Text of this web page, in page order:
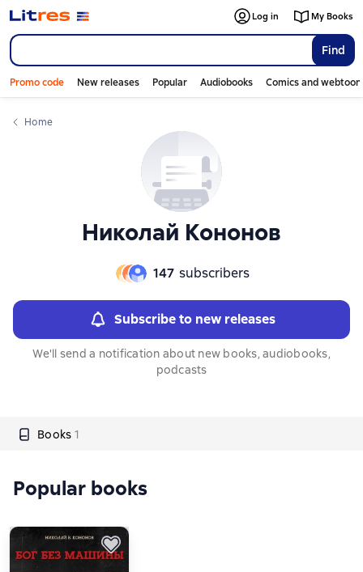
Find
Log in My Books
Promo code New releases Popular Audiobooks Comics and
Home
Николай Кононов
147 subscribers
Subscribe to new releases
We'll send a notification about new books, audiobooks,
podcasts
Books 1
Слайдер с книгами
Popular books